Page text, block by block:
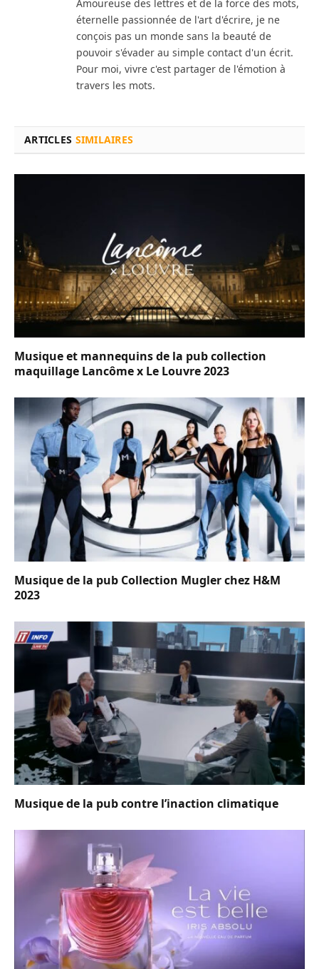
Amoureuse des lettres et de la force des mots,
éternelle passionnée de l'art d'écrire, je ne
conçois pas un monde sans la beauté de
pouvoir s'évader au simple contact d'un écrit.
Pour moi, vivre c'est partager de l'émotion à
travers les mots.
ARTICLES SIMILAIRES
Musique et mannequins de la pub collection
maquillage Lancôme x Le Louvre 2023
Musique de la pub Collection Mugler chez H&M
2023
Musique de la pub contre l’inaction climatique